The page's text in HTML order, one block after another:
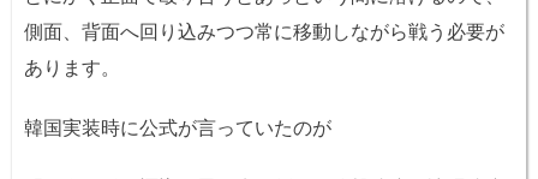
側面、背面へ回り込みつつ常に移動しながら戦う必要が
あります。
韓国実装時に公式が言っていたのが